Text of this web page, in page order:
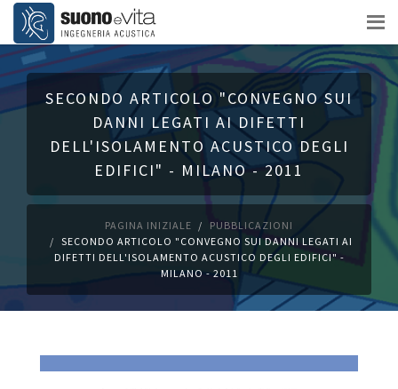
SECONDO ARTICOLO "CONVEGNO SUI
DANNI LEGATI AI DIFETTI
DELL'ISOLAMENTO ACUSTICO DEGLI
EDIFICI" - MILANO - 2011
PAGINA INIZIALE
PUBBLICAZIONI
SECONDO ARTICOLO "CONVEGNO SUI DANNI LEGATI AI
DIFETTI DELL'ISOLAMENTO ACUSTICO DEGLI EDIFICI" -
MILANO - 2011